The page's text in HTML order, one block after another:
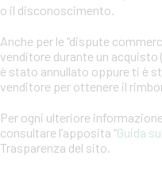
o il disconoscimento.
Anche per le “dispute
venditore durante un acquisto
è stato annullato oppure ti è
venditore per ottenere il
Per ogni ulteriore
consultare l’apposita “Guida
Trasparenza del sito.